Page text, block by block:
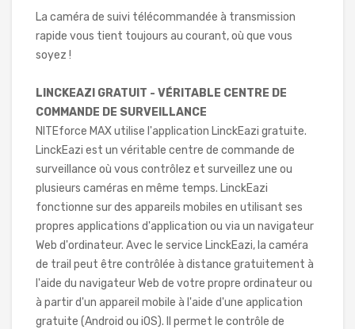
La caméra de suivi télécommandée à transmission
rapide vous tient toujours au courant, où que vous
soyez !
LINCKEAZI GRATUIT - VÉRITABLE CENTRE DE
COMMANDE DE SURVEILLANCE
NITEforce MAX utilise l'application LinckEazi gratuite.
LinckEazi est un véritable centre de commande de
surveillance où vous contrôlez et surveillez une ou
plusieurs caméras en même temps. LinckEazi
fonctionne sur des appareils mobiles en utilisant ses
propres applications d'application ou via un navigateur
Web d'ordinateur. Avec le service LinckEazi, la caméra
de trail peut être contrôlée à distance gratuitement à
l'aide du navigateur Web de votre propre ordinateur ou
à partir d'un appareil mobile à l'aide d'une application
gratuite (Android ou iOS). Il permet le contrôle de